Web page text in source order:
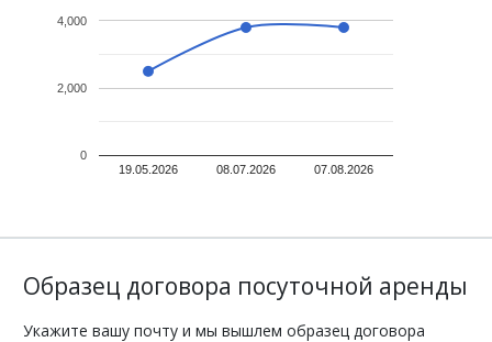
19.05.2026 08.07.2026 07.08.2026
0
2,000
4,000
Образец договора посуточной аренды
Укажите вашу почту и мы вышлем образец договора